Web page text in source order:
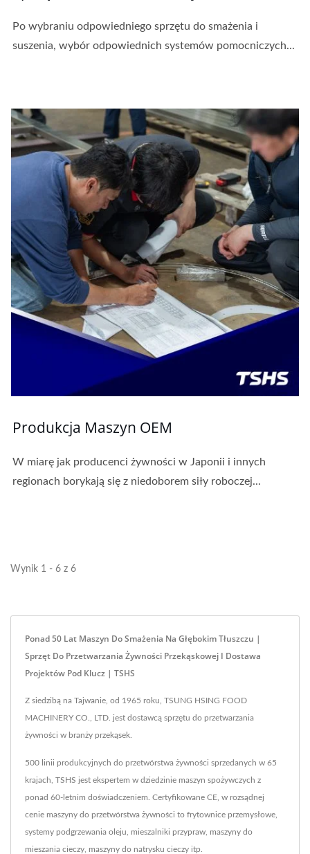
Po wybraniu odpowiedniego sprzętu do smażenia i
suszenia, wybór odpowiednich systemów pomocniczych...
Produkcja Maszyn OEM
W miarę jak producenci żywności w Japonii i innych
regionach borykają się z niedoborem siły roboczej...
Wynik 1 - 6 z 6
Ponad 50 Lat Maszyn Do Smażenia Na Głębokim Tłuszczu |
Sprzęt Do Przetwarzania Żywności Przekąskowej I Dostawa
Projektów Pod Klucz | TSHS
Z siedzibą na Tajwanie, od 1965 roku, TSUNG HSING FOOD
MACHINERY CO., LTD. jest dostawcą sprzętu do przetwarzania
żywności w branży przekąsek.
500 linii produkcyjnych do przetwórstwa żywności sprzedanych w 65
krajach, TSHS jest ekspertem w dziedzinie maszyn spożywczych z
ponad 60-letnim doświadczeniem. Certyfikowane CE, w rozsądnej
cenie maszyny do przetwórstwa żywności to frytownice przemysłowe,
systemy podgrzewania oleju, mieszalniki przypraw, maszyny do
mieszania cieczy, maszyny do natrysku cieczy itp.